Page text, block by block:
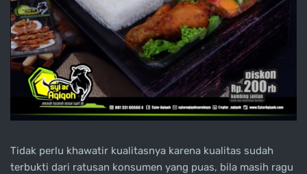
Tidak perlu khawatir kualitasnya karena kualitas sudah
terbukti dari ratusan konsumen yang puas, bila masih ragu